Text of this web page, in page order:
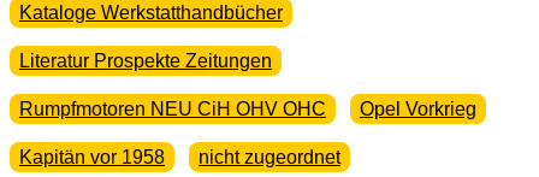
Kataloge Werkstatthandbücher
Literatur Prospekte Zeitungen
Rumpfmotoren NEU CiH OHV OHC Opel Vorkrieg
Kapitän vor 1958 nicht zugeordnet